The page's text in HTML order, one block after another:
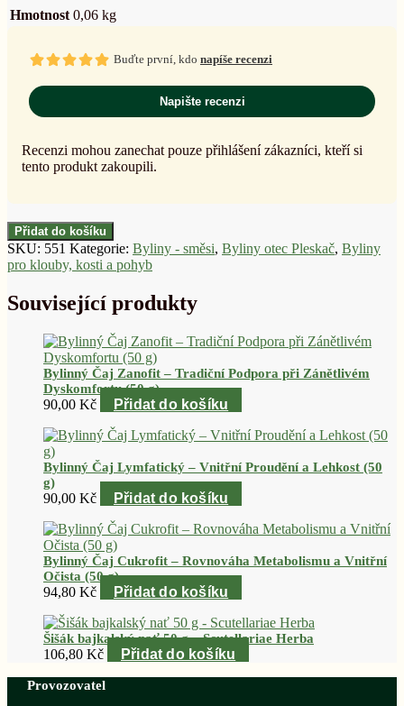
Hmotnost 0,06 kg
Buďte první, kdo napíše recenzi
Napište recenzi
Recenzi mohou zanechat pouze přihlášení zákazníci, kteří si
tento produkt zakoupili.
Přidat do košíku
SKU: 551 Kategorie: Byliny - směsi, Byliny otec Pleskač, Byliny
pro klouby, kosti a pohyb
Související produkty
Bylinný Čaj Zanofit – Tradiční Podpora při Zánětlivém
Dyskomfortu (50 g)
90,00 Kč Přidat do košíku
Bylinný Čaj Lymfatický – Vnitřní Proudění a Lehkost (50
g)
90,00 Kč Přidat do košíku
Bylinný Čaj Cukrofit – Rovnováha Metabolismu a Vnitřní
Očista (50 g)
94,80 Kč Přidat do košíku
Šišák bajkalský nať 50 g – Scutellariae Herba
106,80 Kč Přidat do košíku
Provozovatel